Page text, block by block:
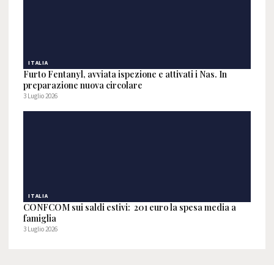
ITALIA
Furto Fentanyl, avviata ispezione e attivati i Nas. In
preparazione nuova circolare
3 Luglio 2026
ITALIA
CONFCOM sui saldi estivi: 201 euro la spesa media a
famiglia
3 Luglio 2026